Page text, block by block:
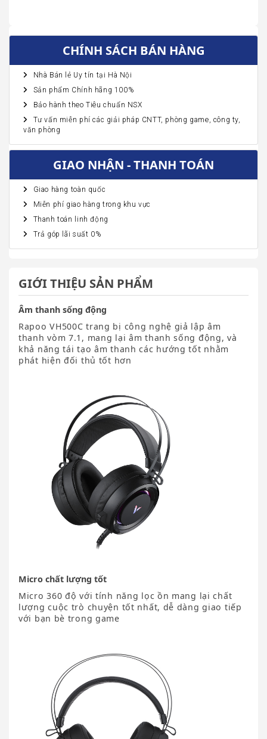
CHÍNH SÁCH BÁN HÀNG
Nhà Bán lẻ Uy tín tại Hà Nội
Sản phẩm Chính hãng 100%
Bảo hành theo Tiêu chuẩn NSX
Tư vấn miễn phí các giải pháp CNTT, phòng game, công ty,
văn phòng
GIAO NHẬN - THANH TOÁN
Giao hàng toàn quốc
Miễn phí giao hàng trong khu vực
Thanh toán linh động
Trả góp lãi suất 0%
GIỚI THIỆU SẢN PHẨM
Âm thanh sống động
Rapoo VH500C trang bị công nghệ giả lập âm
thanh vòm 7.1, mang lại âm thanh sống động, và
khả năng tái tạo âm thanh các hướng tốt nhằm
phát hiện đối thủ tốt hơn
Micro chất lượng tốt
Micro 360 độ với tính năng lọc ồn mang lại chất
lượng cuộc trò chuyện tốt nhất, dễ dàng giao tiếp
với bạn bè trong game